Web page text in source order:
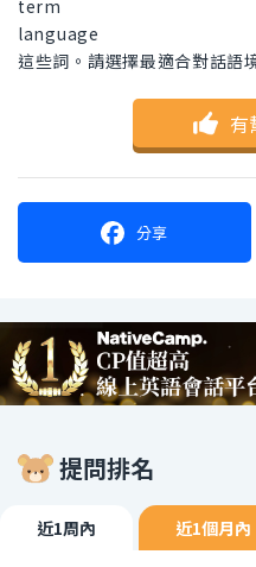
term
language
這些詞。請選擇最適合對話語
有
分享
提問排名
近1周內 近1個月內